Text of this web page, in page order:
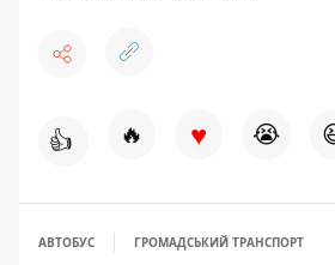
👍 🔥 ♥ 😭
АВТОБУС ГРОМАДСЬКИЙ ТРАНСПОРТ